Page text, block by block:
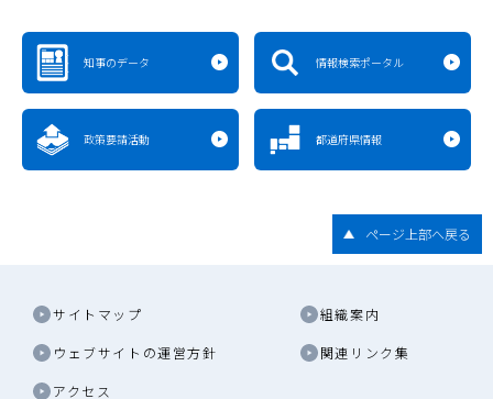
知事のデータ 情報検索ポータル
政策要請活動 都道府県情報
ページ上部へ戻る
サイトマップ 組織案内
ウェブサイトの運営方針 関連リンク集
アクセス